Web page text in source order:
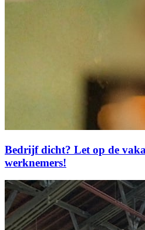
Bedrijf dicht? Let op de
werknemers!